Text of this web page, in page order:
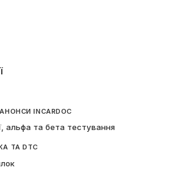
INCARDOC
альфа та бета тестування
ТА DTC